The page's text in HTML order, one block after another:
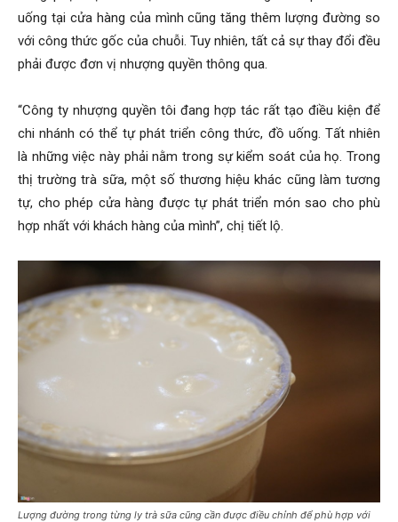
uống tại cửa hàng của mình cũng tăng thêm lượng đường so
với công thức gốc của chuỗi. Tuy nhiên, tất cả sự thay đổi đều
phải được đơn vị nhượng quyền thông qua.
“Công ty nhượng quyền tôi đang hợp tác rất tạo điều kiện để
chi nhánh có thể tự phát triển công thức, đồ uống. Tất nhiên
là những việc này phải nằm trong sự kiểm soát của họ. Trong
thị trường trà sữa, một số thương hiệu khác cũng làm tương
tự, cho phép cửa hàng được tự phát triển món sao cho phù
hợp nhất với khách hàng của mình”, chị tiết lộ.
Lượng đường trong từng ly trà sữa cũng cần được điều chỉnh để phù hợp với